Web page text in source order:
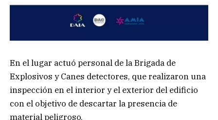
En el lugar actuó personal de laBrigada de
Explosivos y Canes detectores, que realizaron una
inspección en el interior y el exterior del edificio
con el objetivo de descartar la presencia de
material peligroso.